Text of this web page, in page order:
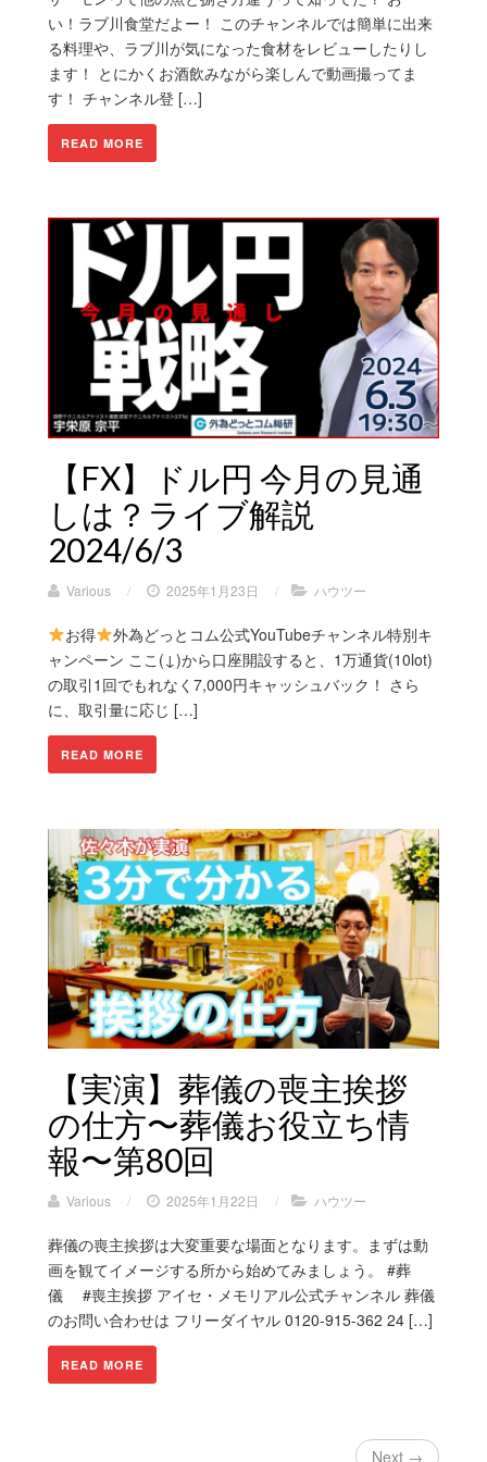
い！ラブ川食堂だよー！ このチャンネルでは簡単に出来
る料理や、ラブ川が気になった食材をレビューしたりし
ます！ とにかくお酒飲みながら楽しんで動画撮ってま
す！ チャンネル登 […]
READ MORE
【FX】ドル円 今月の見通
しは？ライブ解説
2024/6/3
Various / 2025年1月23日 / ハウツー
お得
外為どっとコム公式YouTubeチャンネル特別キ
ャンペーン ここ(↓)から口座開設すると、1万通貨(10lot)
の取引1回でもれなく7,000円キャッシュバック！ さら
に、取引量に応じ […]
READ MORE
【実演】葬儀の喪主挨拶
の仕方〜葬儀お役立ち情
報〜第80回
Various / 2025年1月22日 / ハウツー
葬儀の喪主挨拶は大変重要な場面となります。まずは動
画を観てイメージする所から始めてみましょう。 #葬
儀 #喪主挨拶 アイセ・メモリアル公式チャンネル 葬儀
のお問い合わせは フリーダイヤル 0120-915-362 24 […]
READ MORE
Next →